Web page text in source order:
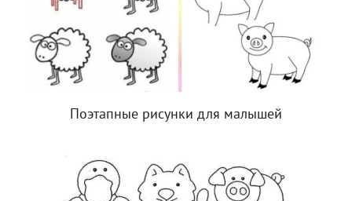
Поэтапные рисунки для малышей